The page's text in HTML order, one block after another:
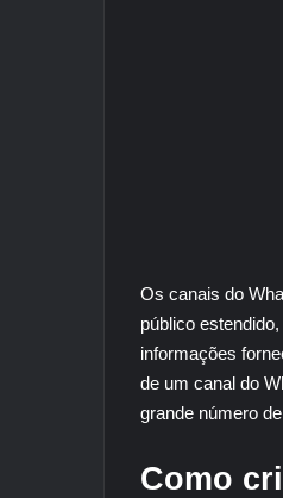
Os canais do
público
informações
de um canal do
grande número
Como